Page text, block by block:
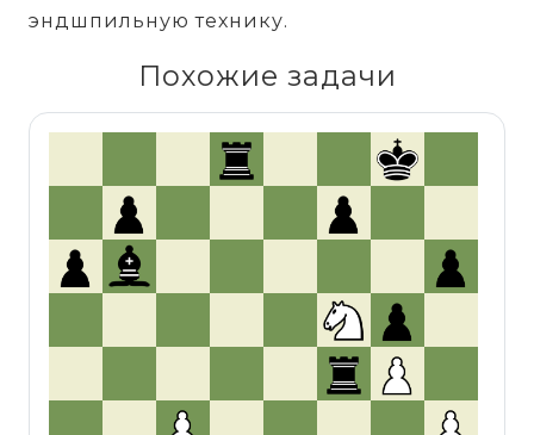
эндшпильную технику.
Похожие задачи